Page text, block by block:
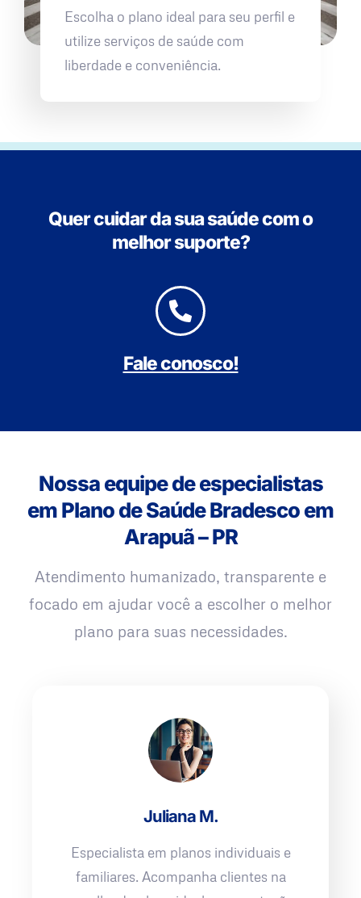
Escolha o plano ideal para seu perfil e
utilize serviços de saúde com
liberdade e conveniência.
Quer cuidar da sua saúde com o
melhor suporte?
Fale conosco!
Nossa equipe de especialistas
em Plano de Saúde Bradesco em
Arapuã – PR
Atendimento humanizado, transparente e
focado em ajudar você a escolher o melhor
plano para suas necessidades.
Juliana M.
Especialista em planos individuais e
familiares. Acompanha clientes na